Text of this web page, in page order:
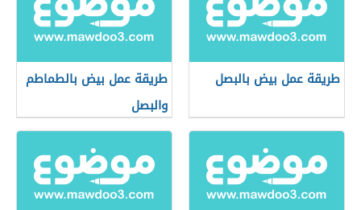
طريقة عمل بيض بالبصل
طريقة عمل بيض بالطماطم
والبصل